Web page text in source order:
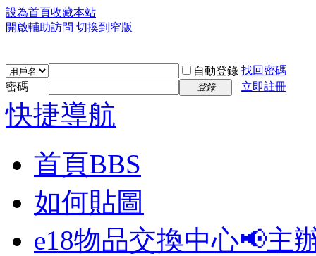
設為首頁收藏本站
開啟輔助訪問 切換到窄版
自動登錄 找回密碼
密碼
登錄 立即註冊
快捷導航
首頁BBS
如何貼圖
e18物品交換中心📢主